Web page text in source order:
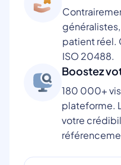
patient réel.
ISO 20488.
Boostez
180 000+
plateforme.
votre